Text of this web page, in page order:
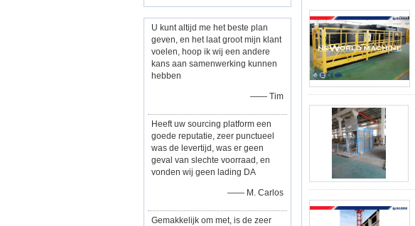
U kunt altijd me het beste plan
geven, en het laat groot mijn klant
voelen, hoop ik wij een andere
kans aan samenwerking kunnen
hebben
—— Tim
Heeft uw sourcing platform een
goede reputatie, zeer punctueel
was de levertijd, was er geen
geval van slechte voorraad, en
vonden wij geen lading DA
—— M. Carlos
Gemakkelijk om met, is de zeer